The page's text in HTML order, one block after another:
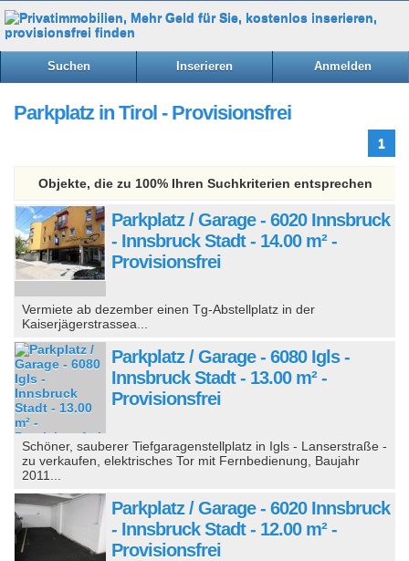
Suchen Inserieren Anmelden
Parkplatz in Tirol - Provisionsfrei
1
Objekte, die zu 100% Ihren Suchkriterien entsprechen
Parkplatz / Garage - 6020 Innsbruck
- Innsbruck Stadt - 14.00 m² -
Provisionsfrei
Vermiete ab dezember einen Tg-Abstellplatz in der
Kaiserjägerstrassea...
Parkplatz / Garage - 6080 Igls -
Innsbruck Stadt - 13.00 m² -
Provisionsfrei
Schöner, sauberer Tiefgaragenstellplatz in Igls - Lanserstraße -
zu verkaufen, elektrisches Tor mit Fernbedienung, Baujahr
2011...
Parkplatz / Garage - 6020 Innsbruck
- Innsbruck Stadt - 12.00 m² -
Provisionsfrei